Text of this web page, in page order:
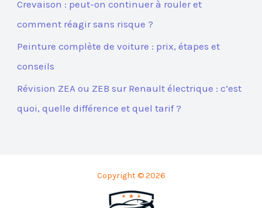
Crevaison : peut-on continuer à rouler et
comment réagir sans risque ?
Peinture complète de voiture : prix, étapes et
conseils
Révision ZEA ou ZEB sur Renault électrique : c’est
quoi, quelle différence et quel tarif ?
Copyright © 2026